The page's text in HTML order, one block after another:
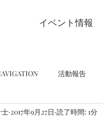
イベント情報
活動報告
2017年9月27日 読了時間: 1分